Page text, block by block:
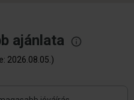
ajánlata
2026.08.05.)